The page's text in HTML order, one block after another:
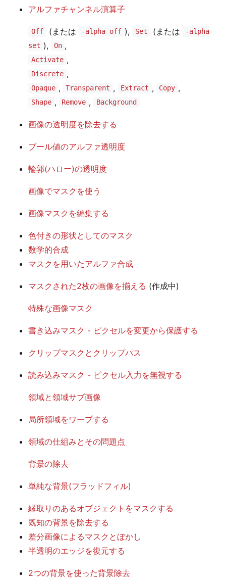
アルファチャンネル演算子
Off (または -alpha off ), Set (または
-alpha
set ), On ,
Activate ,
Discrete ,
Opaque , Transparent , Extract , Copy ,
Shape , Remove , Background
画像の透明度を除去する
ブール値のアルファ透明度
輪郭(ハロー)の透明度
画像でマスクを使う
画像マスクを編集する
色付きの形状としてのマスク
数学的合成
マスクを用いたアルファ合成
マスクされた2枚の画像を揃える (作成中)
特殊な画像マスク
書き込みマスク - ピクセルを変更から保護する
クリップマスクとクリップパス
読み込みマスク - ピクセル入力を無視する
領域と領域サブ画像
局所領域をワープする
領域の仕組みとその問題点
背景の除去
単純な背景(フラッドフィル)
縁取りのあるオブジェクトをマスクする
既知の背景を除去する
差分画像によるマスクとぼかし
半透明のエッジを復元する
2つの背景を使った背景除去